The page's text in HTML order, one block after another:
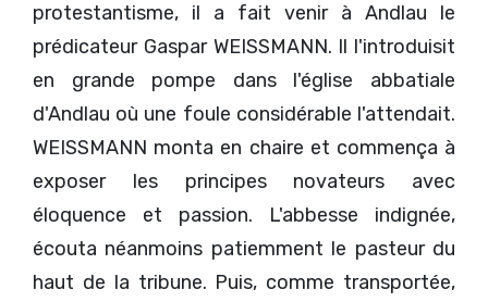
protestantisme, il a fait venir à Andlau le
prédicateur Gaspar WEISSMANN. Il l'introduisit
en grande pompe dans l'église abbatiale
d'Andlau où une foule considérable l'attendait.
WEISSMANN monta en chaire et commença à
exposer les principes novateurs avec
éloquence et passion. L'abbesse indignée,
écouta néanmoins patiemment le pasteur du
haut de la tribune. Puis, comme transportée,